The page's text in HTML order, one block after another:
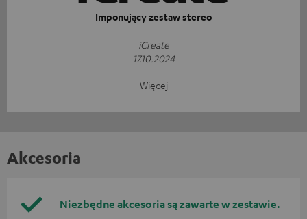
Imponujący zestaw stereo
iCreate
17.10.2024
Więcej
Akcesoria
Niezbędne akcesoria są zawarte w zestawie.